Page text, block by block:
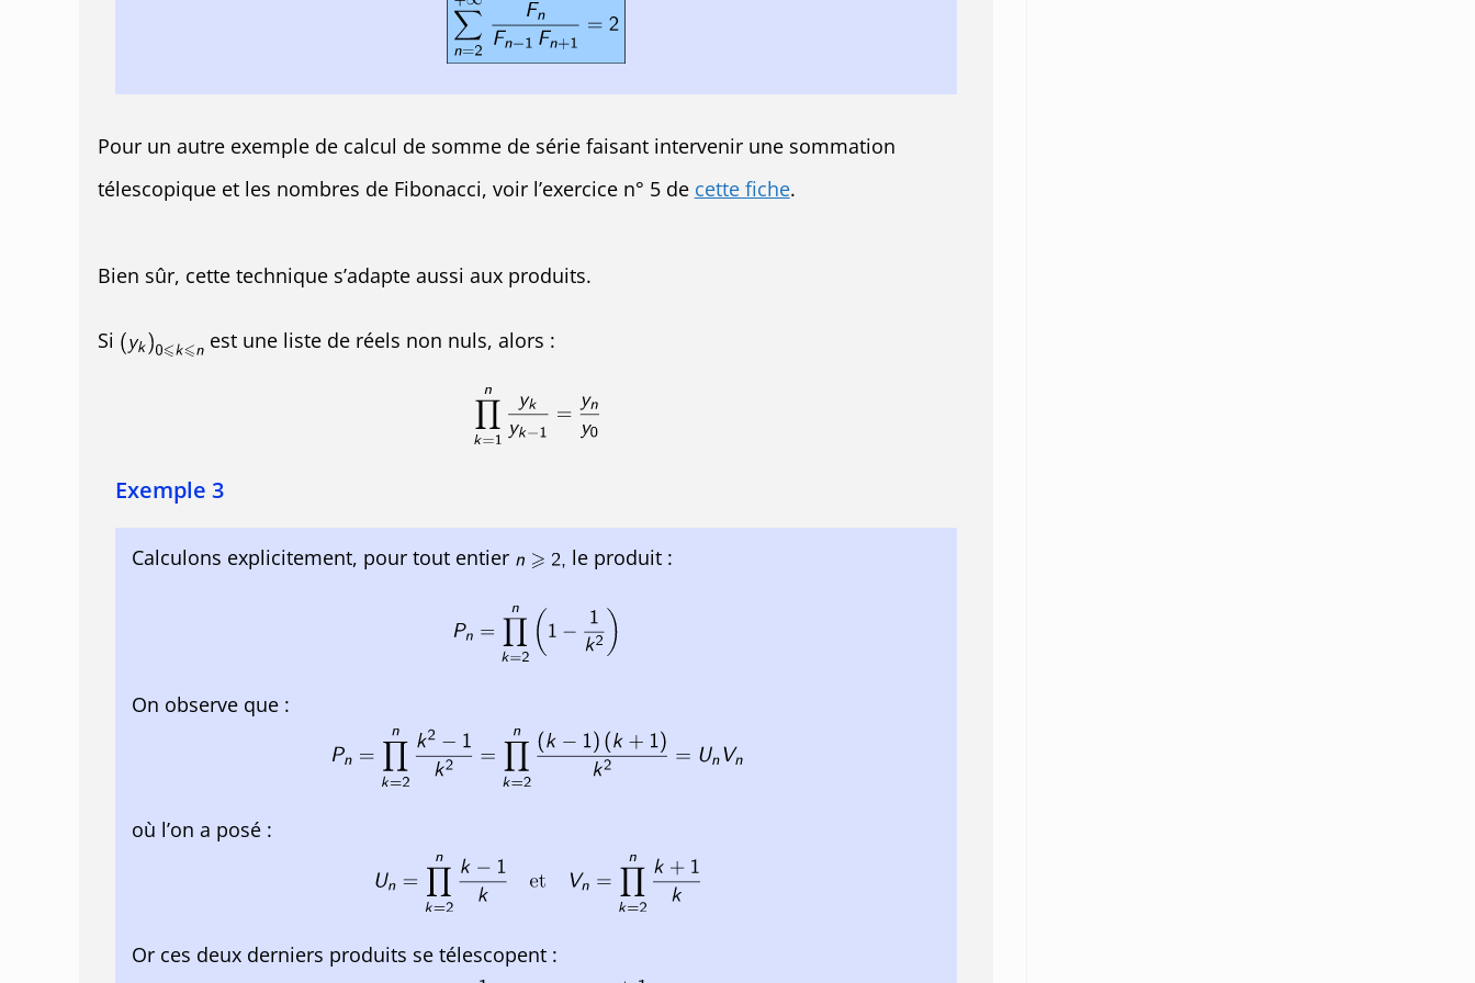
Pour un autre exemple de calcul de somme de série faisant intervenir une sommation
télescopique et les nombres de Fibonacci, voir l’exercice n° 5 de cette fiche.
Bien sûr, cette technique s’adapte aussi aux produits.
Si est une liste de réels non nuls, alors :
Exemple 3
Calculons explicitement, pour tout entier le produit :
On observe que :
où l’on a posé :
Or ces deux derniers produits se télescopent :